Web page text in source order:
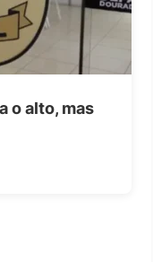
o alto, mas